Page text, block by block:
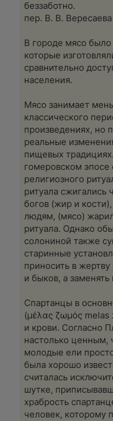
беззаботно.
пер. В. В. Вересаева
В городе мясо было
которые
сравнительно
населения.
Мясо занимает
классического
произведениях, но
реальные
пищевых
гомеровском эпосе
религиозного
ритуала сжигались
богов (жир и
людям, (мясо)
ритуала. Однако
солониной также
старинные
приносить в
и быков, а
Спартанцы в
(μέλας ζωμός melas
и крови. Согласно
настолько ценным,
молодые ели
была хорошо
считалась
шутке,
храбрость
человек, которому